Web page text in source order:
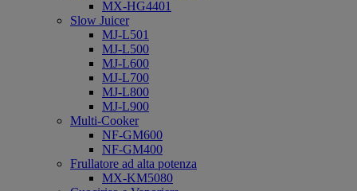
MX-HG4401
Slow Juicer
MJ-L501
MJ-L500
MJ-L600
MJ-L700
MJ-L800
MJ-L900
Multi-Cooker
NF-GM600
NF-GM400
Frullatore ad alta potenza
MX-KM5080